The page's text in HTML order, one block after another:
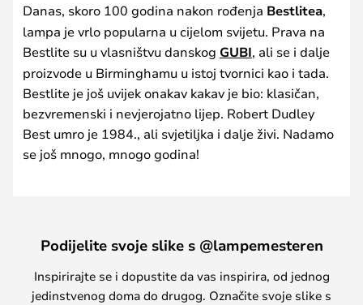
Danas, skoro 100 godina nakon rođenja Bestlitea,
lampa je vrlo popularna u cijelom svijetu. Prava na
Bestlite su u vlasništvu danskog GUBI, ali se i dalje
proizvode u Birminghamu u istoj tvornici kao i tada.
Bestlite je još uvijek onakav kakav je bio: klasičan,
bezvremenski i nevjerojatno lijep. Robert Dudley
Best umro je 1984., ali svjetiljka i dalje živi. Nadamo
se još mnogo, mnogo godina!
Podijelite svoje slike s @lampemesteren
Inspirirajte se i dopustite da vas inspirira, od jednog
jedinstvenog doma do drugog. Označite svoje slike s